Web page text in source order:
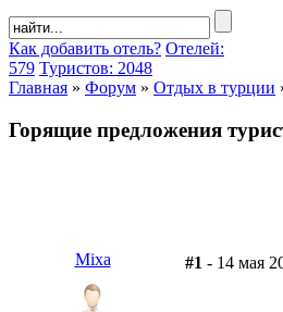
Как добавить отель? Отелей:
579 Туристов: 2048
Главная » Форум » Отдых в турции
Горящие предложения
Mixa #1 - 14 мая